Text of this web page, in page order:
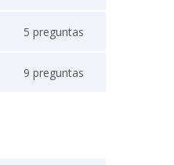
5 preguntas
9 preguntas